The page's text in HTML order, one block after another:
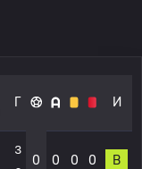
Г И
3
0 0 0 0 В